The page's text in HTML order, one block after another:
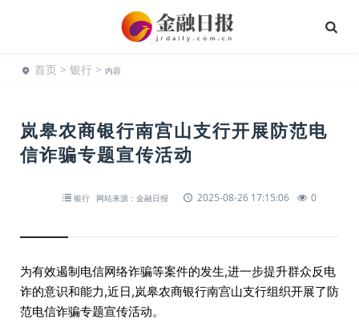
首页 > 银行 > 内容
岚皋农商银行南宫山支行开展防范电
信诈骗专题宣传活动
银行 网站来源：金融日报 2025-08-26 17:15:06 0
为有效遏制电信网络诈骗等案件的发生,进一步提升群众反电
诈的意识和能力,近日,岚皋农商银行南宫山支行组织开展了防
范电信诈骗专题宣传活动。